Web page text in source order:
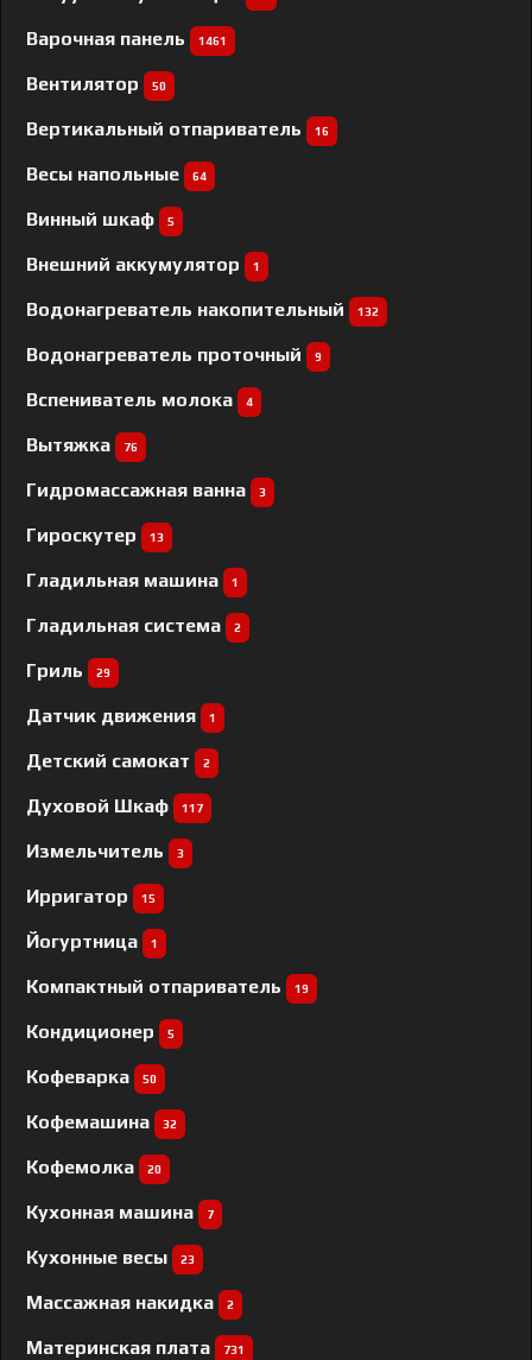
Варочная панель 1461
Вентилятор 50
Вертикальный отпариватель 16
Весы напольные 64
Винный шкаф 5
Внешний аккумулятор 1
Водонагреватель накопительный 132
Водонагреватель проточный 9
Вспениватель молока 4
Вытяжка 76
Гидромассажная ванна 3
Гироскутер 13
Гладильная машина 1
Гладильная система 2
Гриль 29
Датчик движения 1
Детский самокат 2
Духовой Шкаф 117
Измельчитель 3
Ирригатор 15
Йогуртница 1
Компактный отпариватель 19
Кондиционер 5
Кофеварка 50
Кофемашина 32
Кофемолка 20
Кухонная машина 7
Кухонные весы 23
Массажная накидка 2
Материнская плата 731